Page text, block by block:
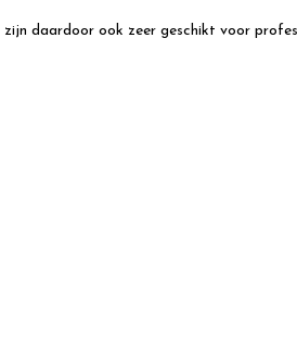
daardoor ook zeer geschikt voor